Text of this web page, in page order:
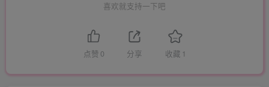
喜欢就支持一下吧
点赞 0 分享 收藏 1